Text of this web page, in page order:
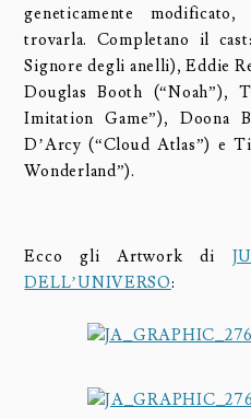
geneticamente
trovarla. Completano il
Signore degli anelli), Eddie
Douglas Booth (“Noah”),
Imitation Game”), Doona
D’Arcy (“Cloud Atlas”) e
Wonderland”).
Ecco gli Artwork di
DELL’UNIVERSO: